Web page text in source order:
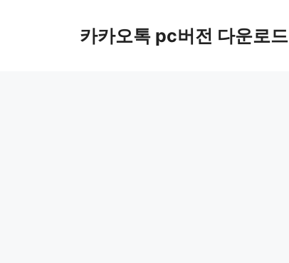
카카오톡 pc버전 다운로드